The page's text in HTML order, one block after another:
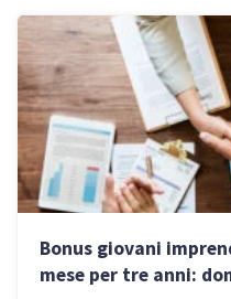
Bonus giovani
mese per tre anni: